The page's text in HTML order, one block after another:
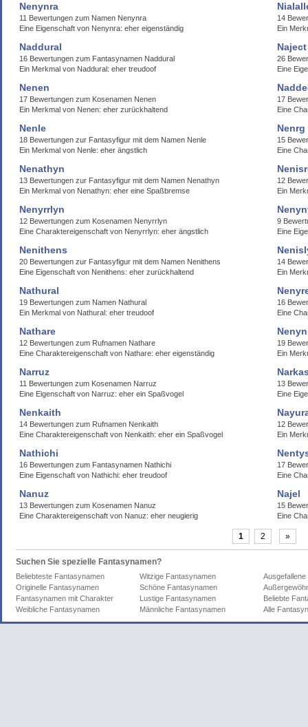
Nenynra
11 Bewertungen zum Namen Nenynra
Eine Eigenschaft von Nenynra: eher eigenständig
14
Ein
Naddural
16 Bewertungen zum Fantasynamen Naddural
Ein Merkmal von Naddural: eher treudoof
Naject
26
Eine
Nenen
17 Bewertungen zum Kosenamen Nenen
Ein Merkmal von Nenen: eher zurückhaltend
17
Eine
Nenle
18 Bewertungen zur Fantasyfigur mit dem Namen Nenle
Ein Merkmal von Nenle: eher ängstlich
Nenrg
15
Eine
Nenathyn
13 Bewertungen zur Fantasyfigur mit dem Namen Nenathyn
Ein Merkmal von Nenathyn: eher eine Spaßbremse
12
Ein
Nenyrrlyn
12 Bewertungen zum Kosenamen Nenyrrlyn
Eine Charaktereigenschaft von Nenyrrlyn: eher ängstlich
9
Eine
Nenithens
20 Bewertungen zur Fantasyfigur mit dem Namen Nenithens
Eine Eigenschaft von Nenithens: eher zurückhaltend
14
Ein
Nathural
19 Bewertungen zum Namen Nathural
Ein Merkmal von Nathural: eher treudoof
16
Eine
Nathare
12 Bewertungen zum Rufnamen Nathare
Eine Charaktereigenschaft von Nathare: eher eigenständig
19
Ein
Narruz
11 Bewertungen zum Kosenamen Narruz
Eine Eigenschaft von Narruz: eher ein Spaßvogel
13
Eine
Nenkaith
14 Bewertungen zum Rufnamen Nenkaith
Eine Charaktereigenschaft von Nenkaith: eher ein Spaßvogel
12
Ein
Nathichi
16 Bewertungen zum Fantasynamen Nathichi
Eine Eigenschaft von Nathichi: eher treudoof
17
Eine
Nanuz
13 Bewertungen zum Kosenamen Nanuz
Eine Charaktereigenschaft von Nanuz: eher neugierig
Najel
15
Eine
1 2 »
Suchen Sie spezielle Fantasynamen?
Beliebteste Fantasynamen Witzige Fantasynamen
Originelle Fantasynamen
Schöne Fantasynamen
Fantasynamen mit Charakter
Lustige Fantasynamen
Beliebte
Weibliche Fantasynamen
Männliche Fantasynamen Alle